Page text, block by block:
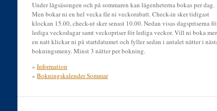
Under lågsäsongen och på sommaren kan lägenheterna bokas per dag.
Men bokar ni en hel vecka får ni veckorabatt. Check-in sker tidigast
klockan 15.00, check-ut sker senast 10.00. Nedan visas dagspriserna
lediga veckodagar samt veckopriser för lediga veckor. Vill ni boka
en natt klickar ni på startdatumet och fyller sedan i antalet nätter i
bokningsmeny. Minst 3 nätter per bokning.
» Information
» Bokningskalender Sommar